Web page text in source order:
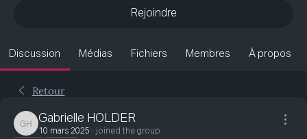
Rejoindre
Discussion Médias Fichiers Membres À propos
Retour
Gabrielle HOLDER
Gabrielle HOLDER
10 mars 2025 · joined the group.